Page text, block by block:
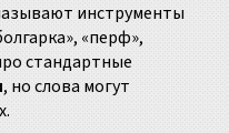
инструменты
«перф»,
стандартные
, но слова могут